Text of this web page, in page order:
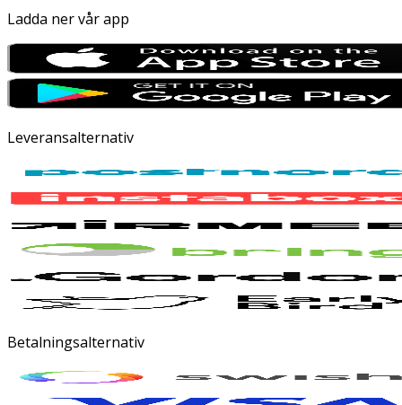
Ladda ner vår app
Leveransalternativ
Betalningsalternativ